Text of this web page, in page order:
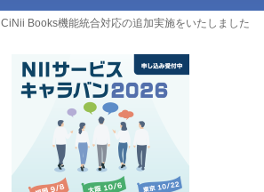
CiNii Books機能統合対応の追加実施をいたしました